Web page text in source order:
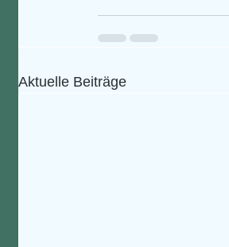
Aktuelle Beiträge